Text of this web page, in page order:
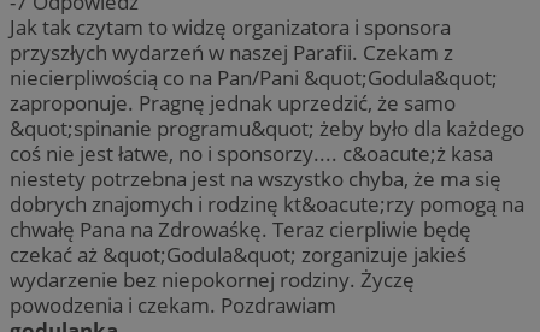
Jak tak czytam to widzę organizatora i sponsora
przyszłych wydarzeń w naszej Parafii. Czekam z
niecierpliwością co na Pan/Pani &quot;Godula&quot;
zaproponuje. Pragnę jednak uprzedzić, że samo
&quot;spinanie programu&quot; żeby było dla każdego
coś nie jest łatwe, no i sponsorzy.... c&oacute;ż kasa
niestety potrzebna jest na wszystko chyba, że ma się
dobrych znajomych i rodzinę kt&oacute;rzy pomogą na
chwałę Pana na Zdrowaśkę. Teraz cierpliwie będę
czekać aż &quot;Godula&quot; zorganizuje jakieś
wydarzenie bez niepokornej rodziny. Życzę
powodzenia i czekam. Pozdrawiam